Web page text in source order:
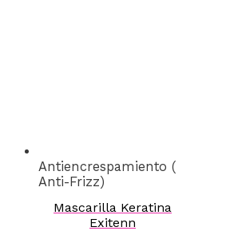
Antiencrespamiento (
Anti-Frizz)
Mascarilla Keratina
Exitenn